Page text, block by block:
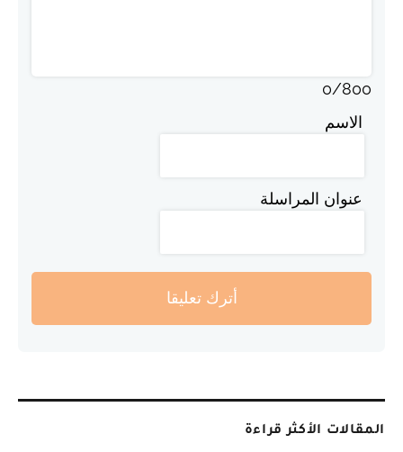
0/800
الاسم
عنوان المراسلة
أترك تعليقا
المقالات الأكثر قراءة